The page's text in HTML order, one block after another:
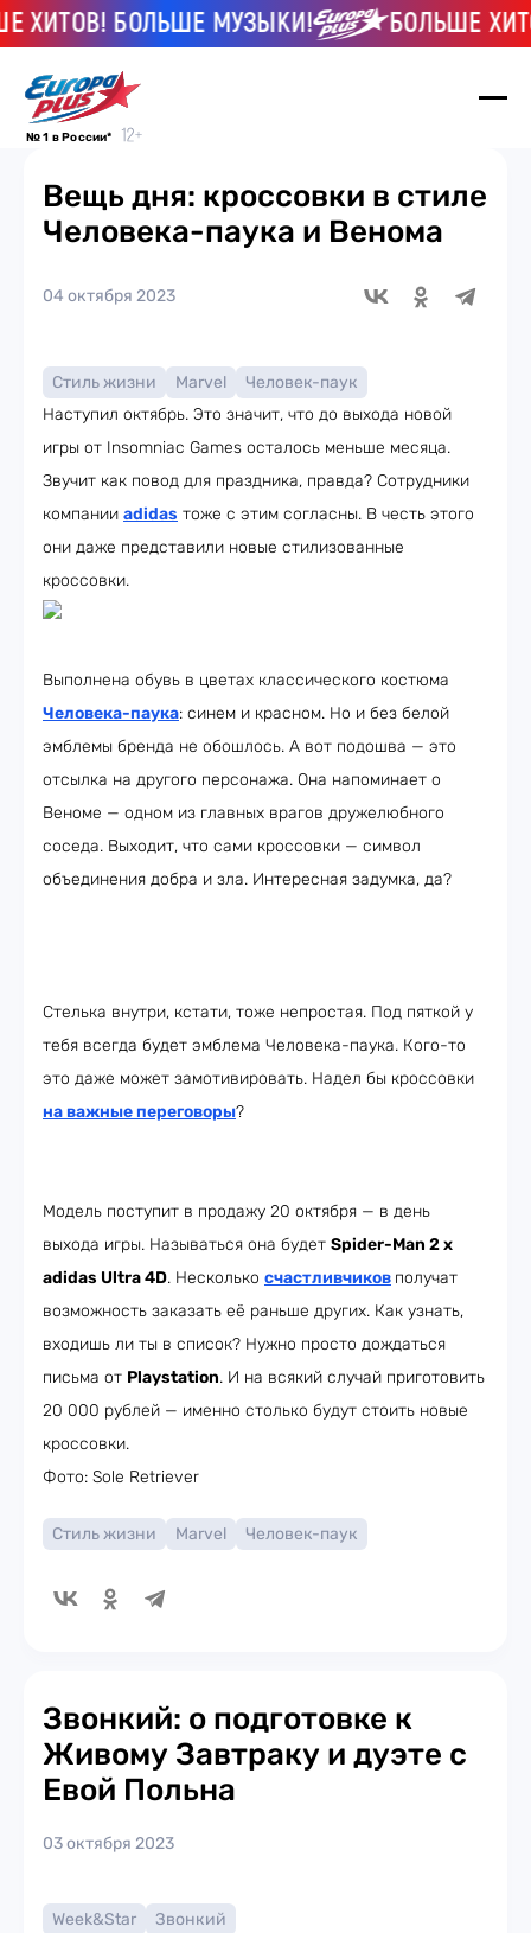
БОЛЬШЕ МУЗЫКИ! БОЛЬШЕ ХИТОВ!
№ 1 в России*
Вещь дня: кроссовки в стиле
Человека-паука и Венома
04 октября 2023
Стиль жизни Marvel
Человек-паук
Наступил октябрь. Это значит, что до выхода новой
игры от Insomniac Games осталось меньше месяца.
Звучит как повод для праздника, правда? Сотрудники
компании adidas тоже с этим согласны. В честь этого
они даже представили новые стилизованные
кроссовки.
Выполнена обувь в цветах классического костюма
Человека-паука: синем и красном. Но и без белой
эмблемы бренда не обошлось. А вот подошва — это
отсылка на другого персонажа. Она напоминает о
Веноме — одном из главных врагов дружелюбного
соседа. Выходит, что сами кроссовки — символ
объединения добра и зла. Интересная задумка, да?
Стелька внутри, кстати, тоже непростая. Под пяткой у
тебя всегда будет эмблема Человека-паука. Кого-то
это даже может замотивировать. Надел бы кроссовки
на важные переговоры?
Модель поступит в продажу 20 октября — в день
выхода игры. Называться она будет Spider-Man 2 x
adidas Ultra 4D. Несколько счастливчиков получат
возможность заказать её раньше других. Как узнать,
входишь ли ты в список? Нужно просто дождаться
письма от Playstation. И на всякий случай приготовить
20 000 рублей — именно столько будут стоить новые
кроссовки.
Фото: Sole Retriever
Стиль жизни Marvel Человек-паук
Звонкий: о подготовке к
Живому Завтраку и дуэте с
Евой Польна
03 октября 2023
Week&Star
Звонкий